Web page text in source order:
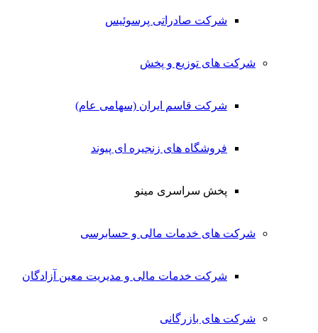
شرکت صادراتی پرسوئیس
شرکت های توزیع و پخش
شرکت قاسم ایران (سهامی عام)
فروشگاه های زنجیره ای پیوند
پخش سراسری مینو
شرکت های خدمات مالی و حسابرسی
شرکت خدمات مالی و مدیریت معین آزادگان
شرکت های بازرگانی